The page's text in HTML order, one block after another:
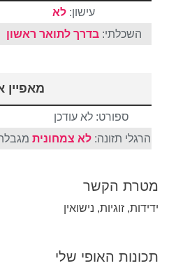
עישון: לא
השכלתי:בדרך לתואר ראשון
מאפיין
ספורט: לא עודכן
הרגלי תזונה:לא צמחונית
מטרת הקשר
ידידות, זוגיות, נישואין
תכונות האופי שלי